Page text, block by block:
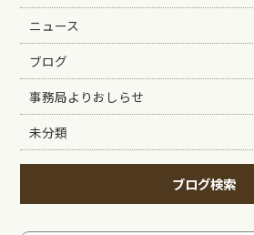
ニュース
ブログ
事務局よりおしらせ
未分類
ブログ検索